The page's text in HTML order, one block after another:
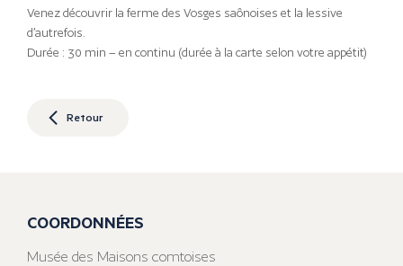
Venez découvrir la ferme des Vosges saônoises et la lessive
d’autrefois.
Durée : 30 min – en continu (durée à la carte selon votre appétit)
Retour
COORDONNÉES
Musée des Maisons comtoises